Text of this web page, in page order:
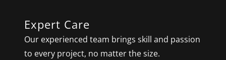
Expert Care
Our experienced team brings skill and passion
to every project, no matter the size.